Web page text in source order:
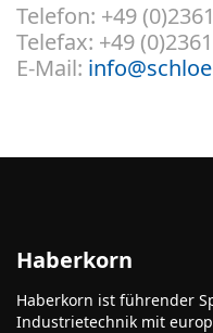
Telefon: +49
Telefax: +49
E-Mail:
Haberkorn
Haberkorn ist führender
Industrietechnik mit